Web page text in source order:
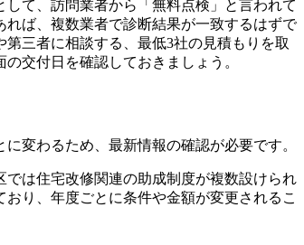
て、訪問業者から「無料点検」と言われて
ば、複数業者で診断結果が一致するはずで
三者に相談する、最低3社の見積もりを取
交付日を確認しておきましょう。
変わるため、最新情報の確認が必要です。
は住宅改修関連の助成制度が複数設けられ
り、年度ごとに条件や金額が変更されるこ